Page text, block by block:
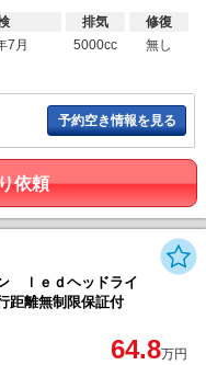
7月
排気
5000cc
修復
無し
予約空き情報を見る
依頼
ｌｅｄヘッドライ
離無制限保証付
64.8万円